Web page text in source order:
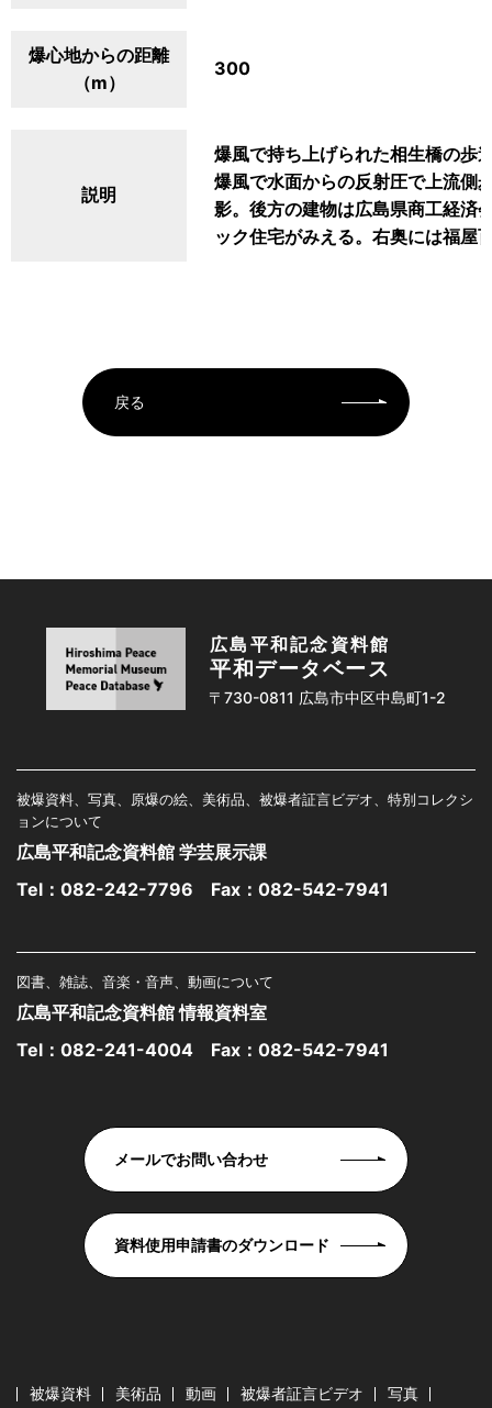
爆心地からの距離
（m）
300
説明
爆風で持ち上げられた相生橋の歩
爆風で水面からの反射圧で上流側
影。後方の建物は広島県商工経済
ック住宅がみえる。右奥には福屋
戻る
広島平和記念資料館
平和データベース
〒730-0811 広島市中区中島町1-2
被爆資料、写真、原爆の絵、美術品、被爆者証言ビデオ、特別コレクシ
ョンについて
広島平和記念資料館 学芸展示課
Tel： 082-242-7796 Fax：082-542-7941
図書、雑誌、音楽・音声、動画について
広島平和記念資料館 情報資料室
Tel： 082-241-4004 Fax：082-542-7941
メールでお問い合わせ
資料使用申請書のダウンロード
被爆資料 美術品 動画 被爆者証言ビデオ 写真